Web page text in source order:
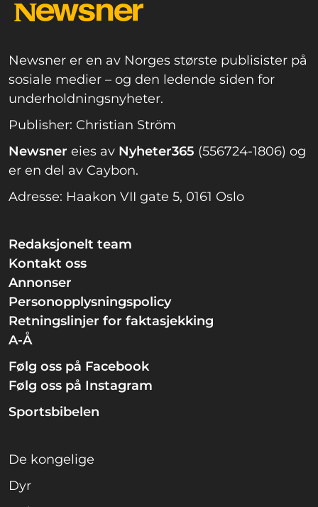
Newsner er en av Norges største publisister på
sosiale medier – og den ledende siden for
underholdningsnyheter.
Publisher: Christian Ström
Newsner eies av Nyheter365 (556724-1806) og
er en del av Caybon.
Adresse: Haakon VII gate 5, 0161 Oslo
Redaksjonelt team
Kontakt oss
Annonser
Personopplysningspolicy
Retningslinjer for faktasjekking
A-Å
Følg oss på Facebook
Følg oss på Instagram
Sportsbibelen
De kongelige
Dyr